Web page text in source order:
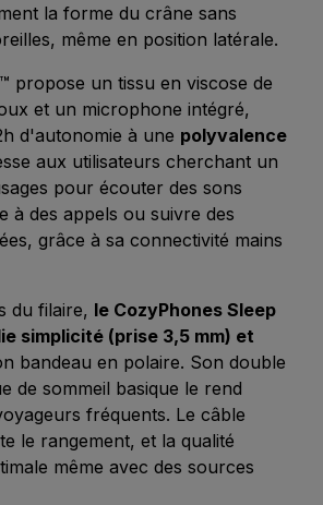
la forme du crâne sans
même en position latérale.
propose un tissu en viscose de
et un microphone intégré,
d'autonomie à une polyvalence
aux utilisateurs cherchant un
pour écouter des sons
à des appels ou suivre des
grâce à sa connectivité mains
du filaire, le CozyPhones Sleep
simplicité (prise 3,5 mm) et
bandeau en polaire. Son double
de sommeil basique le rend
fréquents. Le câble
le rangement, et la qualité
même avec des sources